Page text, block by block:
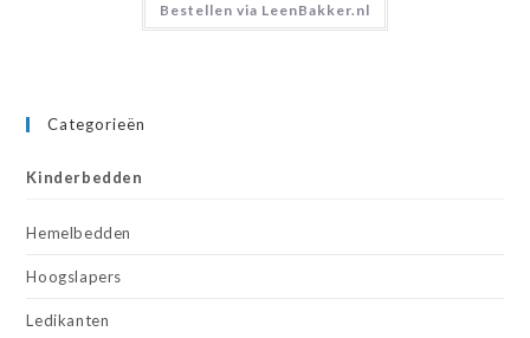
Bestellen via LeenBakker.nl
Categorieën
Kinderbedden
Hemelbedden
Hoogslapers
Ledikanten